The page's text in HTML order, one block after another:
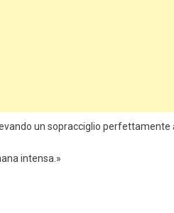
un sopracciglio perfettamente
intensa.»